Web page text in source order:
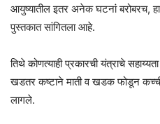
आयुष्यातील इतर अनेक घटनां बरोबरच,
पुस्तकात सांगितला आहे.
तिथे कोणत्याही प्रकारची यंत्राचे
खडतर कष्टाने माती व खडक फोडून
लागले.